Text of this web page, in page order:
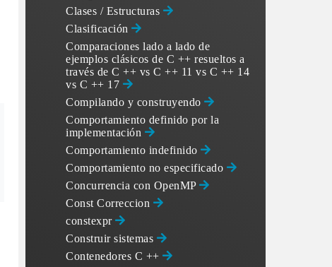
Clases / Estructuras
Clasificación
Comparaciones lado a lado de
ejemplos clásicos de C ++ resueltos a
través de C ++ vs C ++ 11 vs C ++ 14
vs C ++ 17
Compilando y construyendo
Comportamiento definido por la
implementación
Comportamiento indefinido
Comportamiento no especificado
Concurrencia con OpenMP
Const Correccion
constexpr
Construir sistemas
Contenedores C ++